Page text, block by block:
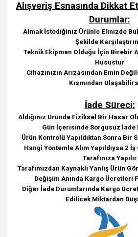
Alışveriş Esnasında Dikkat
Durumlar:
Almak İstediğiniz Ürünle Elinizde
Şekilde
Teknik Ekipman Olduğu İçin Birebir
Husustur
Cihazınızın Arızasından Emin
Kısmından
İade Süreci:
Aldığınız Üründe Fiziksel Bir Hasar
Gün İçerisinde Sorgusuz
Ürün Kontrolü Yapıldıktan Sonra Bir
Hangi Yöntemle Alım Yapıldıysa 2
Tarafınıza Yapılır
Tarafımızdan Kaynaklı Yanlış Ürün
Değişim Anında Kargo Ücretleri
Diğer İade Durumlarında Kargo
Edilicek Miktardan